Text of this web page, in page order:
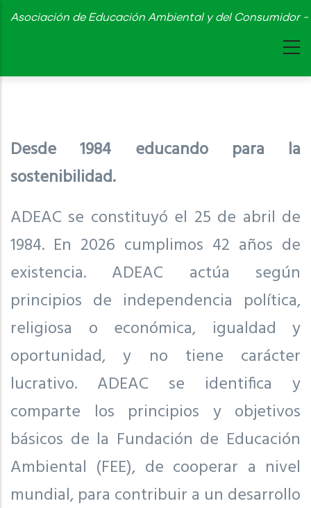
Skip
content
Asociación de Educación Ambiental y del Consumidor
Desde 1984 educando para la
sostenibilidad.
ADEAC se constituyó el 25 de abril de
1984. En 2026 cumplimos 42 años de
existencia. ADEAC actúa según
principios de independencia política,
religiosa o económica, igualdad y
oportunidad, y no tiene carácter
lucrativo. ADEAC se identifica y
comparte los principios y objetivos
básicos de la Fundación de Educación
Ambiental (FEE), de cooperar a nivel
mundial, para contribuir a un desarrollo